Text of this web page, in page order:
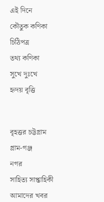
এই দিনে
কৌতুক কণিকা
চিঠিপত্র
তথ্য কণিকা
সুখে দুঃখে
হৃদয় বৃত্তি
বৃহত্তর চট্টগ্রাম
গ্রাম-গঞ্জ
নগর
সাহিত্য সাপ্তাহিকী
আমাদের খবর